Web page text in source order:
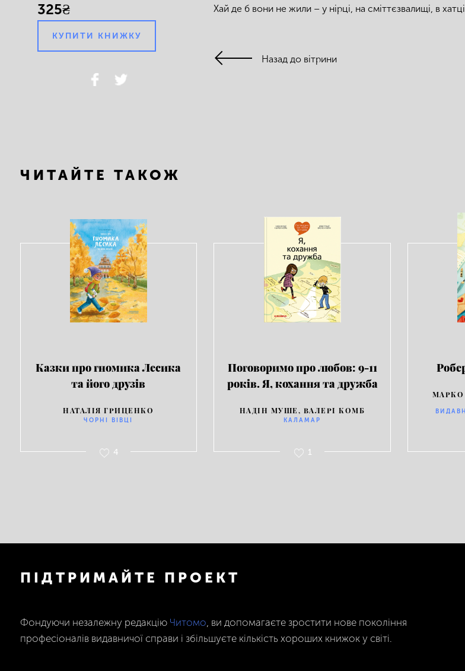
325₴
КУПИТИ КНИЖКУ
Хай де б вони не жили – у нірці, на сміттєзвалищі, в
Назад до вітрини
ЧИТАЙТЕ ТАКОЖ
Казки про гномика Лесика
та його друзів
НАТАЛІЯ ГРИЦЕНКО
ЧОРНІ ВІВЦІ
4
Поговоримо про любов: 9-11
років. Я, кохання та дружба
НАДІН МУШЕ, ВАЛЕРІ КОМБ
КАЛАМАР
1
МАРКО
ПІДТРИМАЙТЕ ПРОЕКТ
Фондуючи незалежну редакцію Читомо, ви допомагаєте зростити нове покоління
професіоналів видавничої справи і збільшуєте кількість хороших книжок у світі.